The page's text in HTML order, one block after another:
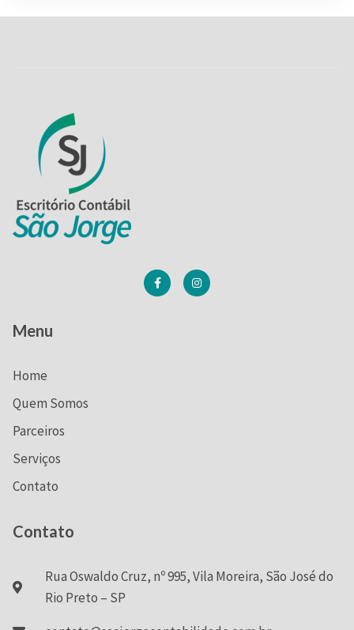
Menu
Home
Quem Somos
Parceiros
Serviços
Contato
Contato
Rua Oswaldo Cruz, nº 995, Vila Moreira, São José do
Rio Preto – SP